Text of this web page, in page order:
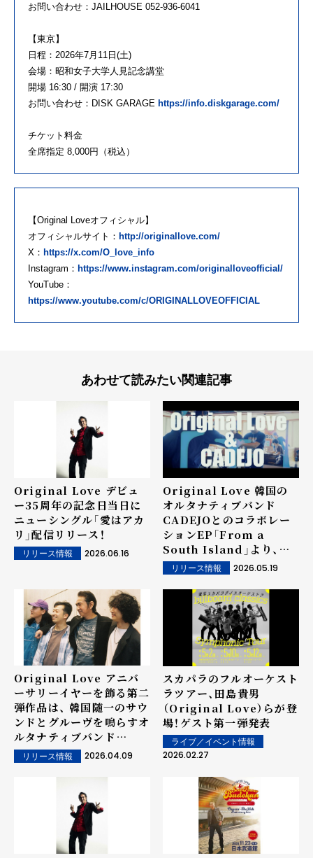
お問い合わせ：JAILHOUSE 052-936-6041
【東京】
日程：2026年7月11日(土)
会場：昭和女子大学人見記念講堂
開場 16:30 / 開演 17:30
お問い合わせ：DISK GARAGE https://info.diskgarage.com/
チケット料金
全席指定 8,000円（税込）
【Original Loveオフィシャル】
オフィシャルサイト： http://originallove.com/
X： https://x.com/O_love_info
Instagram： https://www.instagram.com/originalloveofficial/
YouTube：
https://www.youtube.com/c/ORIGINALLOVEOFFICIAL
あわせて読みたい関連記事
Original Love デビュ
ー35周年の記念日当日に
ニューシングル「愛はアカ
リ」配信リリース！
リリース情報 2026.06.16
Original Love 韓国の
オルタナティブバンド
CADEJOとのコラボレー
ションEP「From a
South Island」より、
「Groove God's Love」
のミュージックビデオを公
開！
リリース情報 2026.05.19
Original Love アニバ
ーサリーイヤーを飾る第二
弾作品は、 韓国随一のサウ
ンドとグルーヴを鳴らすオ
ルタナティブバンド
CADEJOとのコラボレー
ションEP！
リリース情報 2026.04.09
スカパラのフルオーケスト
ラツアー、田島貴男
（Original Love）らが登
場！ゲスト第一弾発表
ライブ／イベント情報
2026.02.27